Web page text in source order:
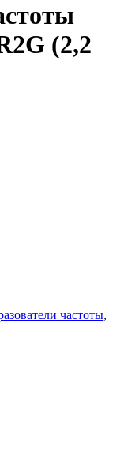
(2,2
частоты,